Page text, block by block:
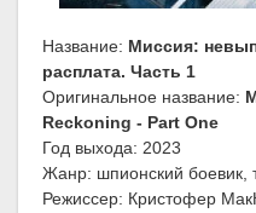
Название: Миссия:
расплата. Часть 1
Оригинальное название:
Reckoning - Part One
Год выхода: 2023
Жанр: шпионский боевик,
Режиссер: Кристофер